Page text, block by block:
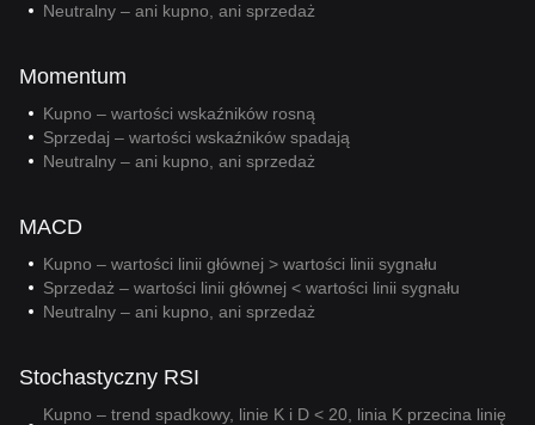
Neutralny – ani kupno, ani sprzedaż
Momentum
Kupno – wartości wskaźników rosną
Sprzedaj – wartości wskaźników spadają
Neutralny – ani kupno, ani sprzedaż
MACD
Kupno – wartości linii głównej > wartości linii sygnału
Sprzedaż – wartości linii głównej < wartości linii sygnału
Neutralny – ani kupno, ani sprzedaż
Stochastyczny RSI
Kupno – trend spadkowy, linie K i D < 20, linia K przecina linię